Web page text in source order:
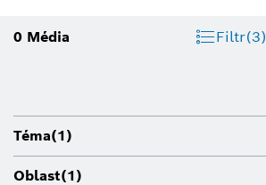
0 Média Filtr(3)
Téma(1)
Oblast(1)